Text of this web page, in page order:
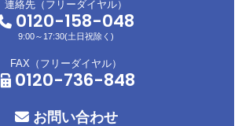
連絡先（フリーダイヤル）
0120-158-048
9:00～17:30(土日祝除く)
FAX（フリーダイヤル）
0120-736-848
お問い合わせ